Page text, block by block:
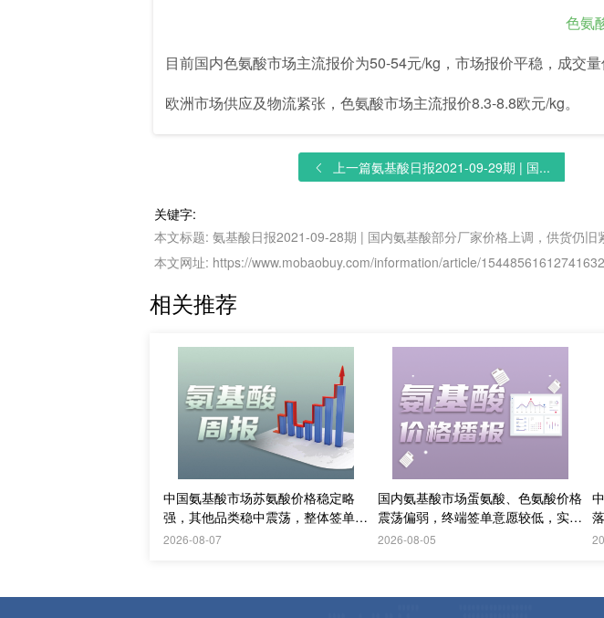
色氨
目前国内色氨酸市场主流报价为50-54元/kg，市场报价平稳，成交量
欧洲市场供应及物流紧张，色氨酸市场主流报价8.3-8.8欧元/kg。
上一篇氨基酸日报2021-09-29期 | 国...
关键字:
本文标题: 氨基酸日报2021-09-28期 | 国内氨基酸部分厂家价格上调，供货仍旧
本文网址: https://www.mobaobuy.com/information/article/
相关推荐
中国氨基酸市场苏氨酸价格稳定略
强，其他品类稳中震荡，整体签单清
淡；欧洲物流成本进一步上升
2026-08-07
国内氨基酸市场蛋氨酸、色氨酸价格
震荡偏弱，终端签单意愿较低，实单
议价成交
2026-08-05